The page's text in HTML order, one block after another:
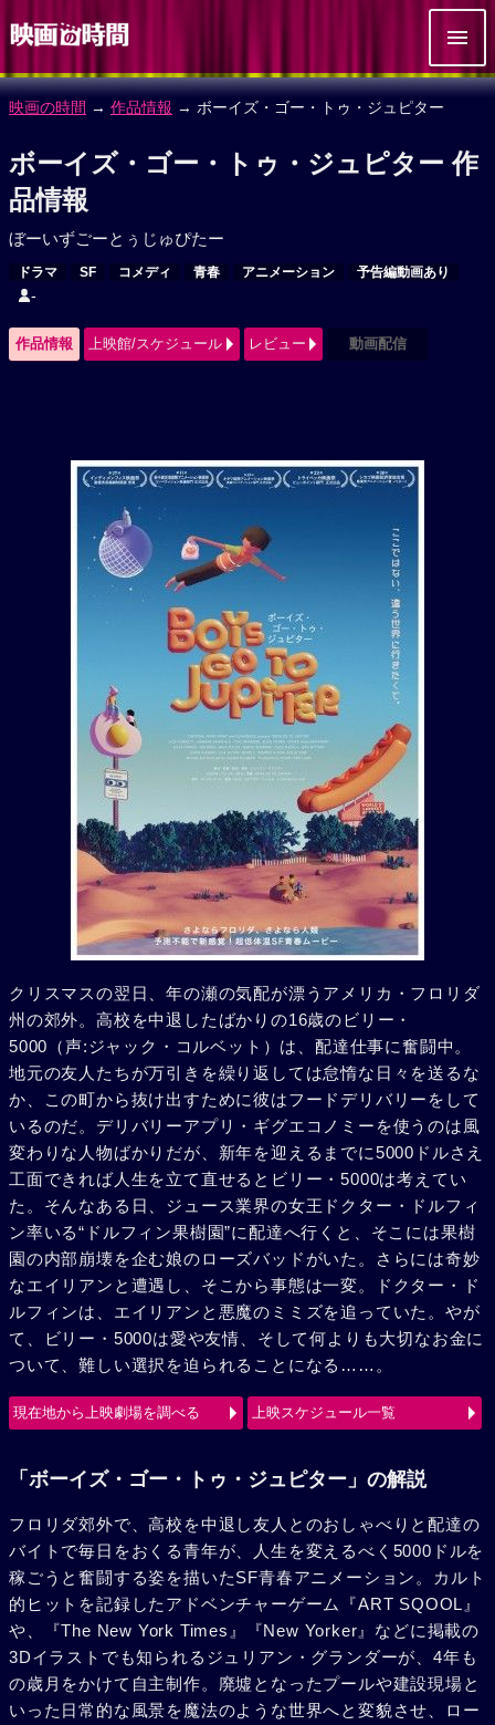
映画の時間 → 作品情報 → ボーイズ・ゴー・トゥ・ジュピター
ボーイズ・ゴー・トゥ・ジュピター 作
品情報
ぼーいずごーとぅじゅぴたー
ドラマ SF コメディ 青春 アニメーション 予告編動画あり
-
作品情報 上映館/スケジュール レビュー 動画配信
クリスマスの翌日、年の瀬の気配が漂うアメリカ・フロリダ
州の郊外。高校を中退したばかりの16歳のビリー・
5000（声:ジャック・コルベット）は、配達仕事に奮闘中。
地元の友人たちが万引きを繰り返しては怠惰な日々を送るな
か、この町から抜け出すために彼はフードデリバリーをして
いるのだ。デリバリーアプリ・ギグエコノミーを使うのは風
変わりな人物ばかりだが、新年を迎えるまでに5000ドルさえ
工面できれば人生を立て直せるとビリー・5000は考えてい
た。そんなある日、ジュース業界の女王ドクター・ドルフィ
ン率いる“ドルフィン果樹園”に配達へ行くと、そこには果樹
園の内部崩壊を企む娘のローズバッドがいた。さらには奇妙
なエイリアンと遭遇し、そこから事態は一変。ドクター・ド
ルフィンは、エイリアンと悪魔のミミズを追っていた。やが
て、ビリー・5000は愛や友情、そして何よりも大切なお金に
ついて、難しい選択を迫られることになる……。
現在地から上映劇場を調べる 上映スケジュール一覧
「ボーイズ・ゴー・トゥ・ジュピター」の解説
フロリダ郊外で、高校を中退し友人とのおしゃべりと配達の
バイトで毎日をおくる青年が、人生を変えるべく5000ドルを
稼ごうと奮闘する姿を描いたSF青春アニメーション。カルト
的ヒットを記録したアドベンチャーゲーム『ART SQOOL』
や、『The New York Times』『New Yorker』などに掲載の
3Dイラストでも知られるジュリアン・グランダーが、4年も
の歳月をかけて自主制作。廃墟となったプールや建設現場と
いった日常的な風景を魔法のような世界へと変貌させ、ロー